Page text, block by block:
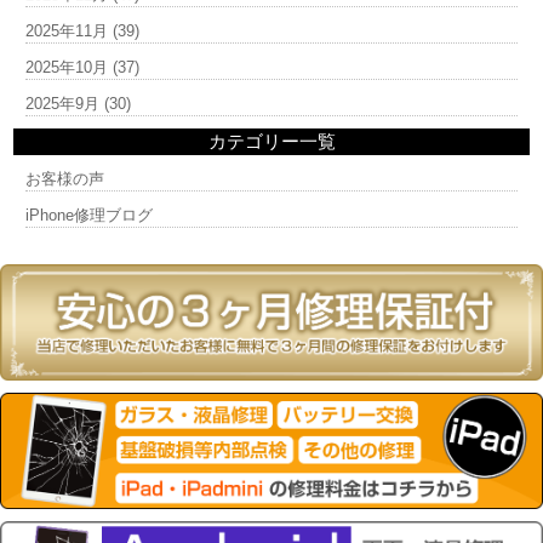
2025年11月 (39)
2025年10月 (37)
2025年9月 (30)
カテゴリー一覧
お客様の声
iPhone修理ブログ